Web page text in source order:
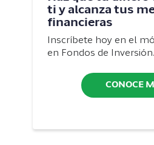
ti y alcanza tus
financieras
Inscríbete hoy en el
en Fondos de Inversión.
CONOCE